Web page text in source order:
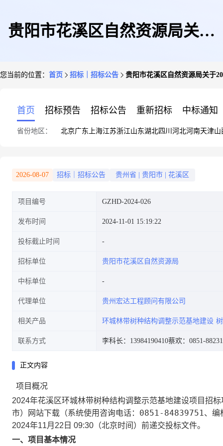
贵阳市花溪区自然资源局关于
标公告
您当前的位置： 首页 招标｜招标公告 贵阳市花溪区自然资源局关于
首页 招标预告 招标公告 重新招标 中标通知
省份地区： 北京广东 上海江苏浙江山东湖北四川 河北河南天津山
2026-08-07 招标｜招标公告 贵州省 贵阳市 花溪区
项目编号 GZHD-2024-026
发布时间 2024-11-01 15:19:22
投标截止时间
招标单位 贵阳市花溪区自然资源局
中标单位
代理单位 贵州宏达工程顾问有限公司
相关产品 环城林带树种结构调整示范基地建设
联系方式 李科长：13984190410蔡欢：0851-
正文内容
项目概况
2024年花溪区环城林带树种结构调整示范基地建设项目招标
市）网站下载（系统使用咨询电话：0851-84839751、
2024年11月22日 09:30 （北京时间）前递
一、项目基本情况